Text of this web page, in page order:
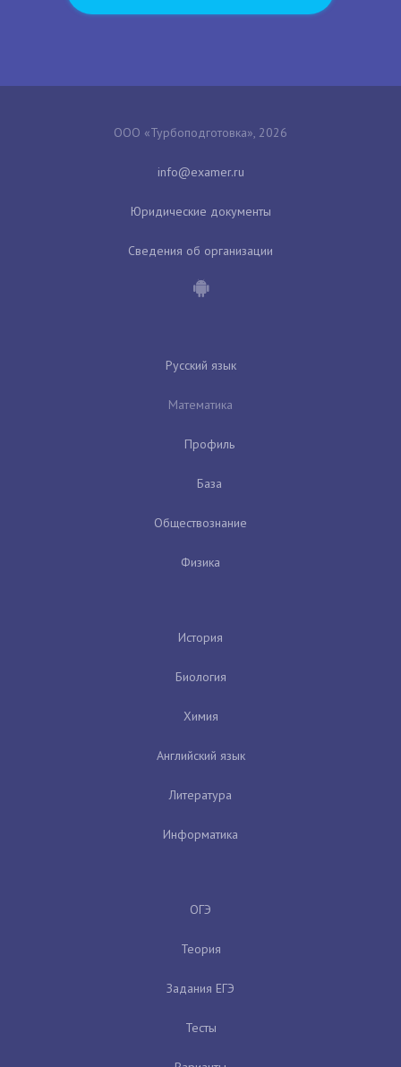
ООО «Турбоподготовка», 2026
Юридические документы
Сведения об организации
Русский язык
Математика
Профиль
База
Обществознание
Физика
История
Биология
Химия
Английский язык
Литература
Информатика
ОГЭ
Теория
Задания ЕГЭ
Тесты